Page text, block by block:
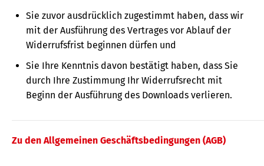
Sie zuvor ausdrücklich zugestimmt haben, dass wir
mit der Ausführung des Vertrages vor Ablauf der
Widerrufsfrist beginnen dürfen und
Sie Ihre Kenntnis davon bestätigt haben, dass Sie
durch Ihre Zustimmung Ihr Widerrufsrecht mit
Beginn der Ausführung des Downloads verlieren.
Zu den Allgemeinen Geschäftsbedingungen (AGB)